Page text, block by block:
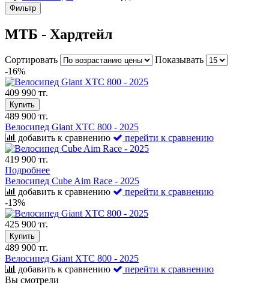
Фильтр
МТБ - Хардтейл
Сортировать
Показывать
-16%
409 990 тг.
Купить
489 900 тг.
Велосипед Giant XTC 800 - 2025
добавить к сравнению
перейти к сравнению
419 900 тг.
Подробнее
Велосипед Cube Aim Race - 2025
добавить к сравнению
перейти к сравнению
-13%
425 900 тг.
Купить
489 900 тг.
Велосипед Giant XTC 800 - 2025
добавить к сравнению
перейти к сравнению
Вы смотрели